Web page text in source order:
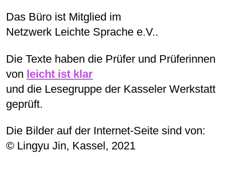
Schwierigkeiten
gibt es Texte in Leichter Sprache.
Für blinde Menschen gibt es Texte in
Blinden-Schrift.
Das Büro ist Mitglied im
Netzwerk Leichte Sprache e.V..
Die Texte haben die Prüfer und Prüferinnen
von leicht ist klar
und die Lesegruppe der Kasseler Werkstatt
geprüft.
Die Bilder auf der Internet-Seite sind von:
© Lingyu Jin, Kassel, 2021